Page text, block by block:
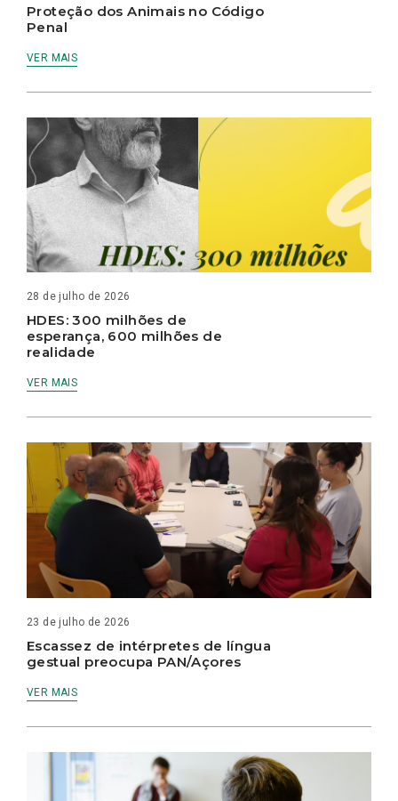
Proteção dos Animais no Código
Penal
VER MAIS
28 de julho de 2026
HDES: 300 milhões de
esperança, 600 milhões de
realidade
VER MAIS
23 de julho de 2026
Escassez de intérpretes de língua
gestual preocupa PAN/Açores
VER MAIS